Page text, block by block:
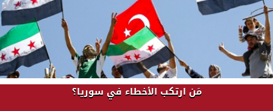
مَن ارتكب الأخطاء في سوريا؟